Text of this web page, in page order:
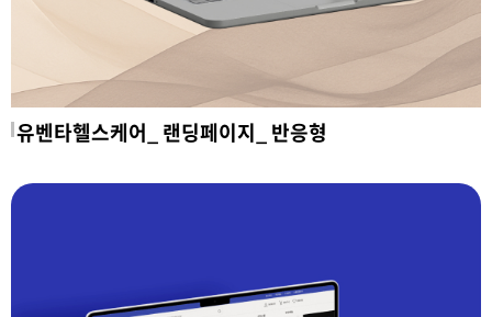
유벤타헬스케어_ 랜딩페이지_ 반응형